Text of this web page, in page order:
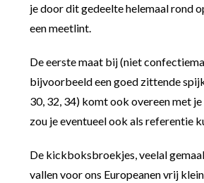
je door dit gedeelte helemaal rond
een meetlint.
De eerste maat bij (niet
bijvoorbeeld een goed zittende
30, 32, 34) komt ook overeen met
zou je eventueel ook als referentie
De kickboksbroekjes, veelal
vallen voor ons Europeanen vrij